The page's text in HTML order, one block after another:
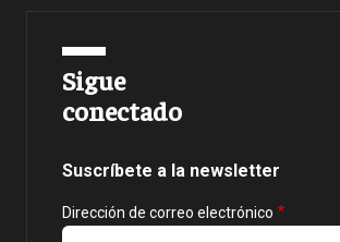
Sigue
conectado
Suscríbete a la newsletter
Dirección de correo electrónico